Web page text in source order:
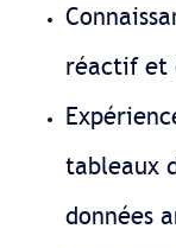
réactif et
tableaux
données